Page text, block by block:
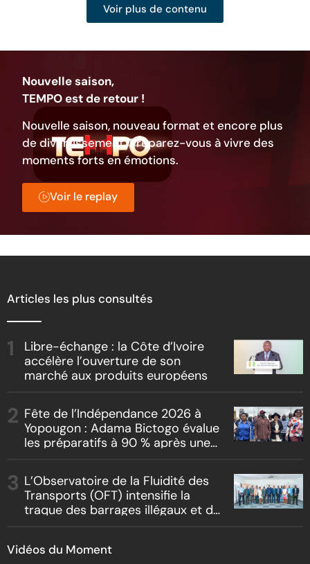
Voir plus de contenu
Nouvelle saison,
TEMPO est de retour !
Nouvelle saison, nouveau format et encore plus
de divertissement. Préparez-vous à vivre des
moments forts en émotions.
Voir le replay
Articles les plus consultés
Libre-échange : la Côte d’Ivoire
accélère l’ouverture de son
marché aux produits européens
Fête de l’Indépendance 2026 à
Yopougon : Adama Bictogo évalue
les préparatifs à 90 % après une
L’Observatoire de la Fluidité des
Transports (OFT) intensifie la
traque des barrages illégaux et du
Vidéos du Moment